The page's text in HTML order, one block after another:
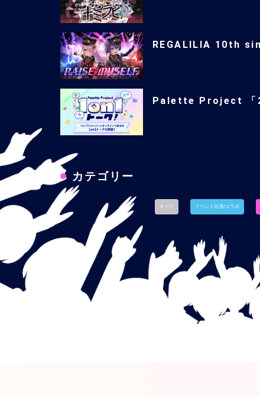
REGALILIA 10th
Palette Project 「
カテゴリー
すべて イベント出演/コラボ